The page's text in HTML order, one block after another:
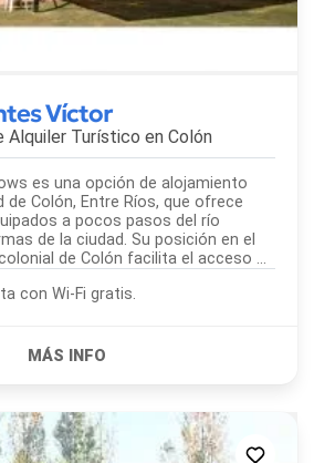
Víctor
Alquiler Turístico en Colón
es una opción de alojamiento
de Colón, Entre Ríos, que ofrece
a pocos pasos del río
de la ciudad. Su posición en el
de Colón facilita el acceso a
El alojamiento cuenta con Wi-Fi gratis.